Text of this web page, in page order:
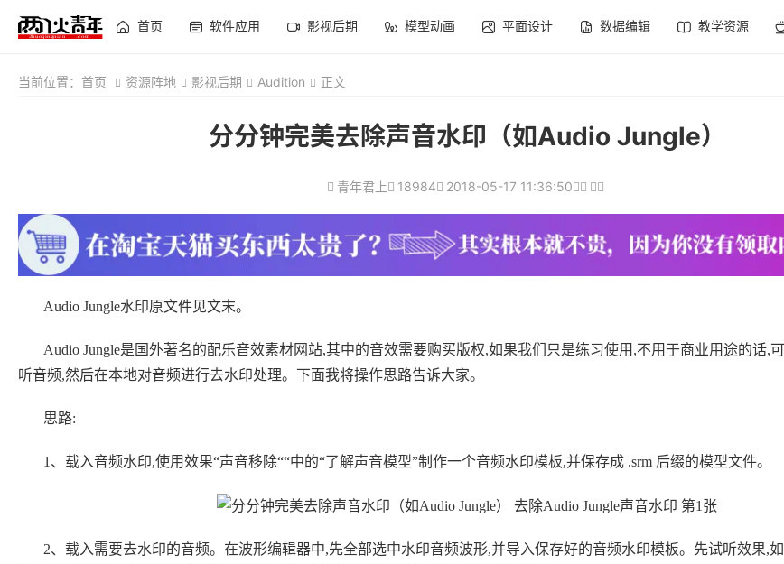
首页 软件应用 影视后期 模型动画 平面设计 数据编辑 教学资源
当前位置： 首页 资源阵地 影视后期 Audition 正文
分分钟完美去除声音水印（如Audio Jungle）
青年君上 18984 2018-05-17 11:36:50
Audio Jungle水印原文件见文末。
Audio Jungle是国外著名的配乐音效素材网站,其中的音效需要购买版权,如果我们只是练习使用,不用于商业用途的话,
听音频,然后在本地对音频进行去水印处理。下面我将操作思路告诉大家。
思路:
1、载入音频水印,使用效果“声音移除““中的“了解声音模型”制作一个音频水印模板,并保存成 .srm 后缀的模型文件。
2、载入需要去水印的音频。在波形编辑器中,先全部选中水印音频波形,并导入保存好的音频水印模板。先试听效果,